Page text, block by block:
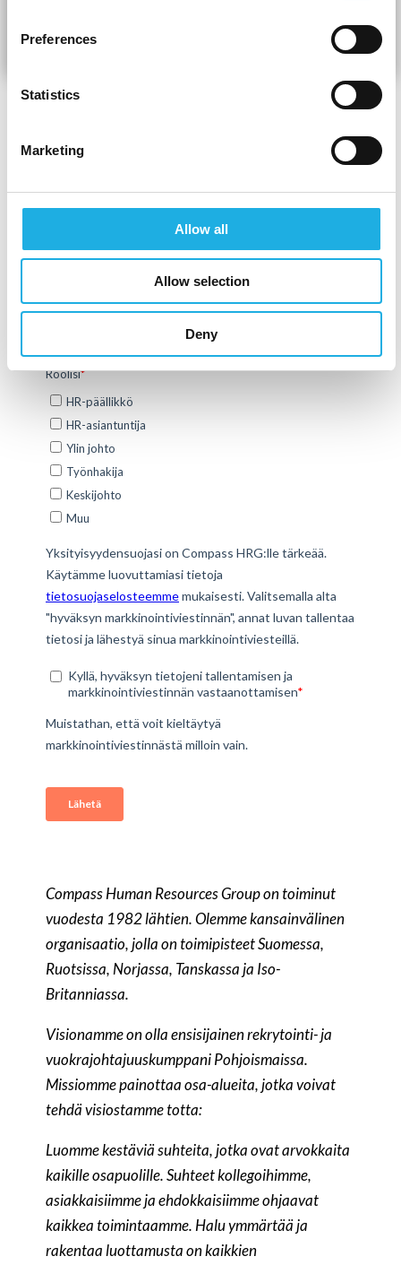
Preferences
Statistics
Marketing
Allow all
Allow selection
Deny
studyt ja markkinan kuulumiset
sähköpostiisi!
Compass Human Resources Group on toiminut
vuodesta 1982 lähtien. Olemme kansainvälinen
organisaatio, jolla on toimipisteet Suomessa,
Ruotsissa, Norjassa, Tanskassa ja Iso-
Britanniassa.
Visionamme on olla ensisijainen rekrytointi- ja
vuokrajohtajuuskumppani Pohjoismaissa.
Missiomme painottaa osa-alueita, jotka voivat
tehdä visiostamme totta:
Luomme kestäviä suhteita, jotka ovat arvokkaita
kaikille osapuolille. Suhteet kollegoihimme,
asiakkaisiimme ja ehdokkaisiimme ohjaavat
kaikkea toimintaamme. Halu ymmärtää ja
rakentaa luottamusta on kaikkien